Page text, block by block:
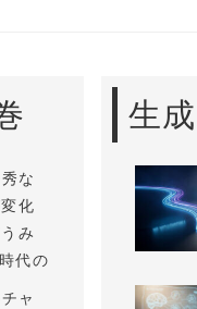
な
化
み
代の
ャ
生